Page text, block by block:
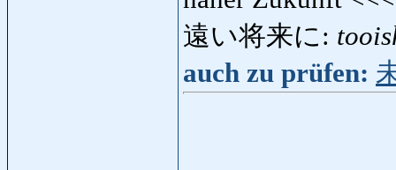
遠い将来に:
auch zu prüfen: